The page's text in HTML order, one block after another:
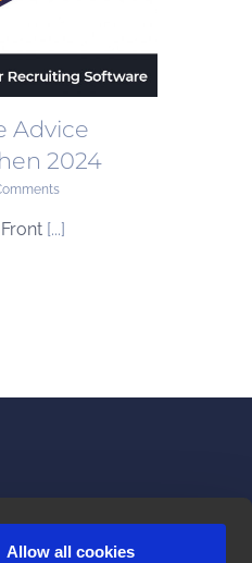
Allow all cookies
Advice
2024
[...]